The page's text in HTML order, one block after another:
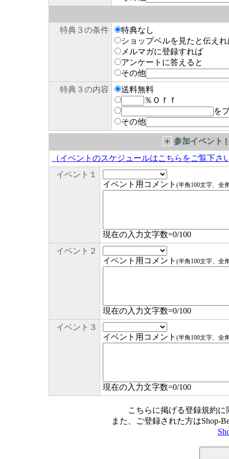
特典３の条件
特典なし
ショップベルを見たと伝えれ
メルマガに登録すれば
アンケートに答えると
その他
特典３の内容
送料無料
％Ｏｆｆ
を
その他
＋ 参加イベント
（イベントのスケジュールはこちらをご覧下さ
イベント１
イベント用コメント (半角100文字、全
現在の入力文字数=0/100
イベント２
イベント用コメント (半角100文字、全
現在の入力文字数=0/100
イベント３
イベント用コメント (半角100文字、全
現在の入力文字数=0/100
こちらに掲げる登録規約
また、ご登録された方はShop-